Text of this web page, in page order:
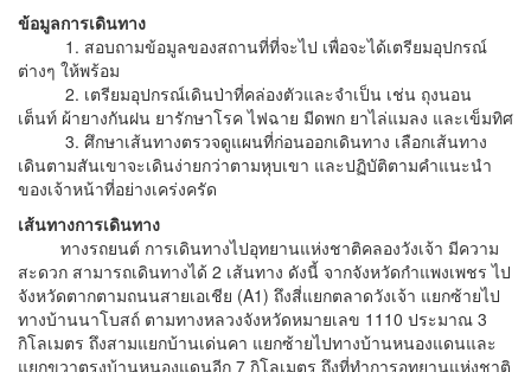
ข้อมูลการเดินทาง
1. สอบถามข้อมูลของสถานที่ที่จะไป เพื่อจะได้เตรียมอุปกรณ์
ต่างๆ ให้พร้อม
2. เตรียมอุปกรณ์เดินป่าที่คล่องตัวและจำเป็น เช่น ถุงนอน
เต็นท์ ผ้ายางกันฝน ยารักษาโรค ไฟฉาย มีดพก ยาไล่แมลง และเข็มทิศ
3. ศึกษาเส้นทางตรวจดูแผนที่ก่อนออกเดินทาง เลือกเส้นทาง
เดินตามสันเขาจะเดินง่ายกว่าตามหุบเขา และปฏิบัติตามคำแนะนำ
ของเจ้าหน้าที่อย่างเคร่งครัด
เส้นทางการเดินทาง
ทางรถยนต์ การเดินทางไปอุทยานแห่งชาติคลองวังเจ้า มีความ
สะดวก สามารถเดินทางได้ 2 เส้นทาง ดังนี้ จากจังหวัดกำแพงเพชร ไป
จังหวัดตากตามถนนสายเอเชีย (A1) ถึงสี่แยกตลาดวังเจ้า แยกซ้ายไป
ทางบ้านนาโบสถ์ ตามทางหลวงจังหวัดหมายเลข 1110 ประมาณ 3
กิโลเมตร ถึงสามแยกบ้านเด่นคา แยกซ้ายไปทางบ้านหนองแดนและ
แยกขวาตรงบ้านหนองแดนอีก 7 กิโลเมตร ถึงที่ทำการอุทยานแห่งชาติ